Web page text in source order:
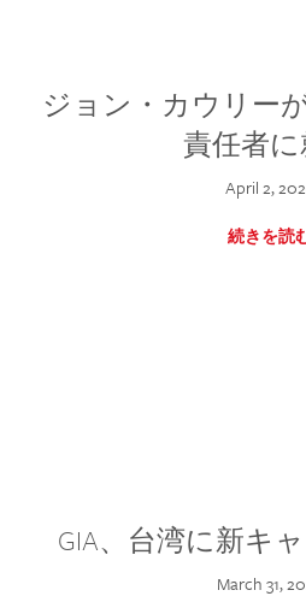
ジョン・カウリー
責任者
April 2,
続きを読
GIA、台湾に新キ
March 31,